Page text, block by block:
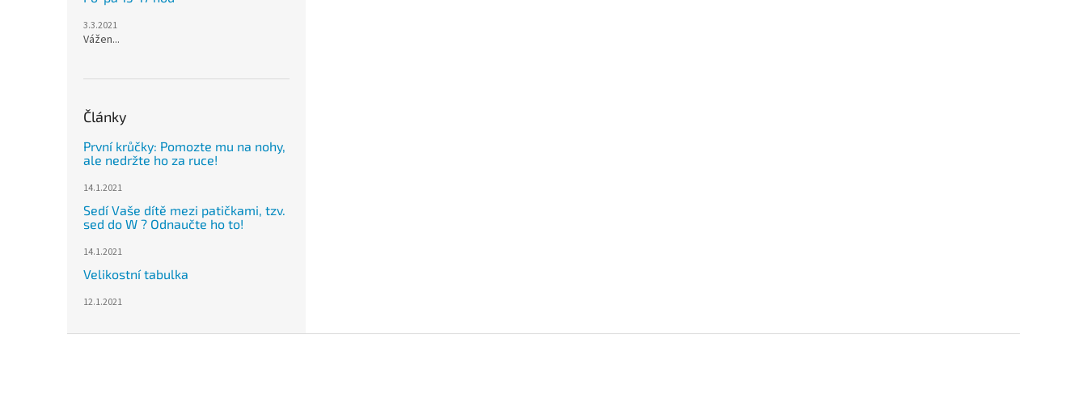
3.3.2021
Vážen...
Články
První krůčky: Pomozte mu na nohy,
ale nedržte ho za ruce!
14.1.2021
Sedí Vaše dítě mezi patičkami, tzv.
sed do W ? Odnaučte ho to!
14.1.2021
Velikostní tabulka
12.1.2021